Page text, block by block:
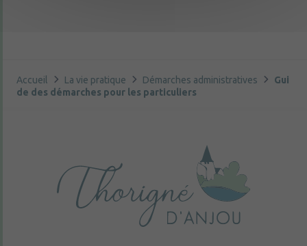
Accueil La vie pratique Démarches administratives
Gui
de des démarches pour les particuliers